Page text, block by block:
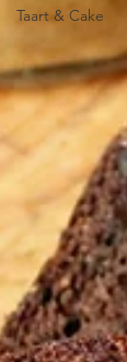
Taart & Cake